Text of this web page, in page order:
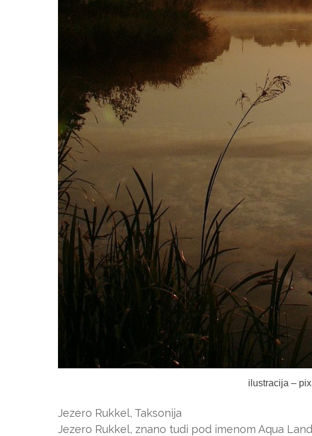
ilustracija –
Jezero Rukkel, Taksonija
Jezero Rukkel, znano tudi pod imenom Aqua